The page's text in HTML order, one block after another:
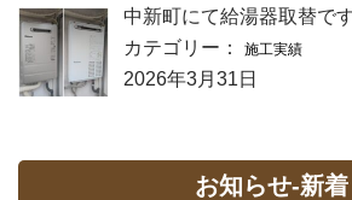
中新町にて給湯器取替で
カテゴリー：
施工実績
2026年3月31日
お知らせ-新着